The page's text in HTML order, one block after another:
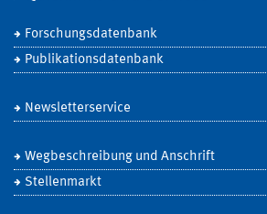
Forschungsdatenbank
Publikationsdatenbank
Newsletterservice
Wegbeschreibung und Anschrift
Stellenmarkt